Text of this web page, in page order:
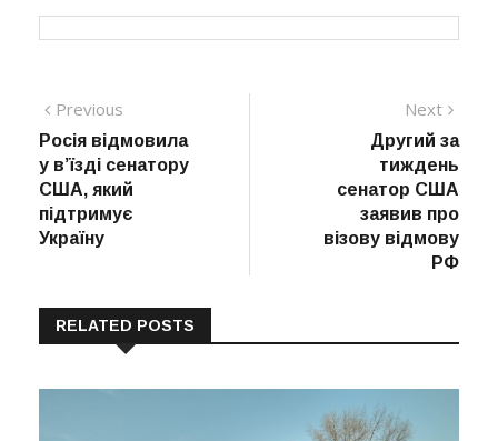
Навігація
записів
Previous
post:
Росія відмовила
у в’їзді сенатору
США, який
підтримує
Україну
Next
post:
Другий за
тиждень
сенатор США
заявив про
візову відмову
РФ
RELATED POSTS